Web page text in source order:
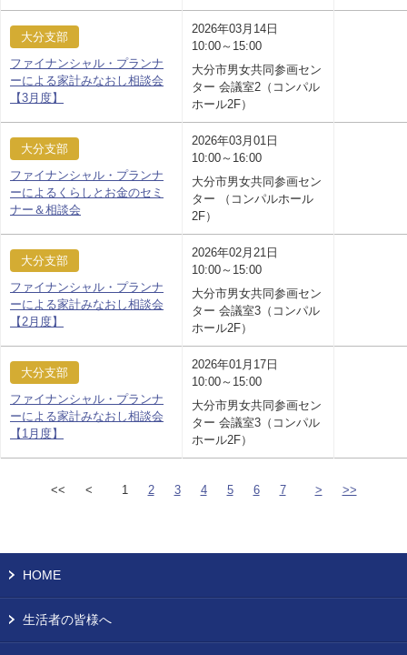
大分支部
ファイナンシャル・プランナ
ーによる家計みなおし相談会
【3月度】
2026年03月14日
10:00～15:00
大分市男女共同参画セン
ター 会議室2（コンパル
ホール2F）
大分支部
ファイナンシャル・プランナ
ーによるくらしとお金のセミ
ナー＆相談会
2026年03月01日
10:00～16:00
大分市男女共同参画セン
ター （コンパルホール
2F）
大分支部
ファイナンシャル・プランナ
ーによる家計みなおし相談会
【2月度】
2026年02月21日
10:00～15:00
大分市男女共同参画セン
ター 会議室3（コンパル
ホール2F）
大分支部
ファイナンシャル・プランナ
ーによる家計みなおし相談会
【1月度】
2026年01月17日
10:00～15:00
大分市男女共同参画セン
ター 会議室3（コンパル
ホール2F）
<< < 1 2 3 4 5 6 7 > >>
HOME
生活者の皆様へ